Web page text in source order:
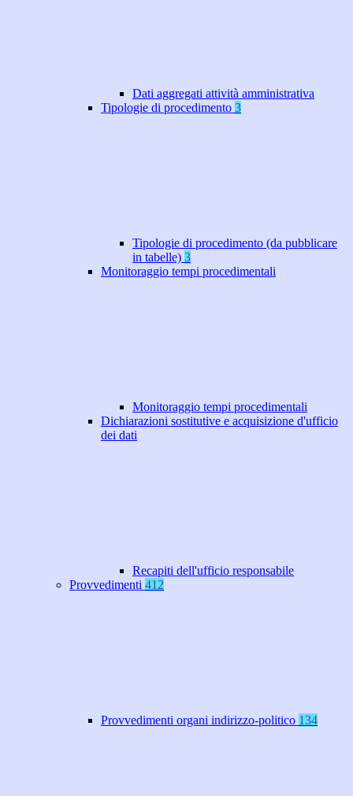
Dati aggregati attività amministrativa
Tipologie di procedimento 3
Tipologie di procedimento (da pubblicare
in tabelle) 3
Monitoraggio tempi procedimentali
Monitoraggio tempi procedimentali
Dichiarazioni sostitutive e acquisizione d'ufficio
dei dati
Recapiti dell'ufficio responsabile
Provvedimenti 412
Provvedimenti organi indirizzo-politico 134